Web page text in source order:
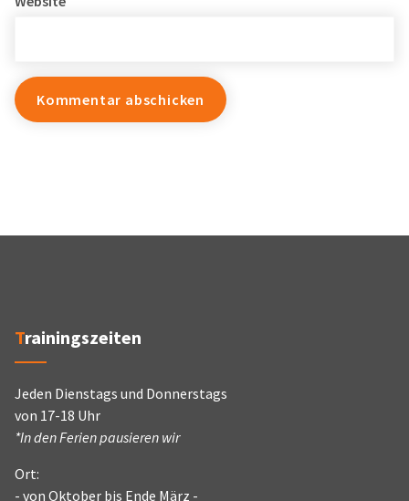
Trainingszeiten
Jeden Dienstags und Donnerstags
von 17-18 Uhr
*In den Ferien pausieren wir
Ort:
- von Oktober bis Ende März -